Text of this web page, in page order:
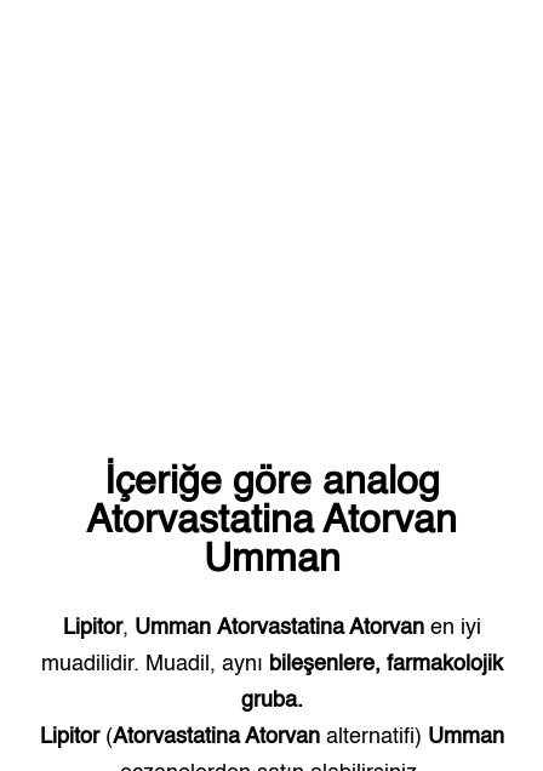
İçeriğe göre analog
Atorvastatina Atorvan
Umman
Lipitor, Umman Atorvastatina Atorvanen iyi
muadilidir. Muadil, aynı bileşenlere, farmakolojik
gruba.
Lipitor(Atorvastatina Atorvanalternatifi) Umman